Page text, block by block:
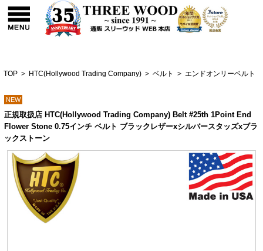
TOP > HTC(Hollywood Trading Company) > ベルト > エンドオンリーベルト
NEW
正規取扱店 HTC(Hollywood Trading Company) Belt #25th 1Point End
Flower Stone 0.75インチ ベルト ブラックレザーxシルバースタッズxブラ
ックストーン